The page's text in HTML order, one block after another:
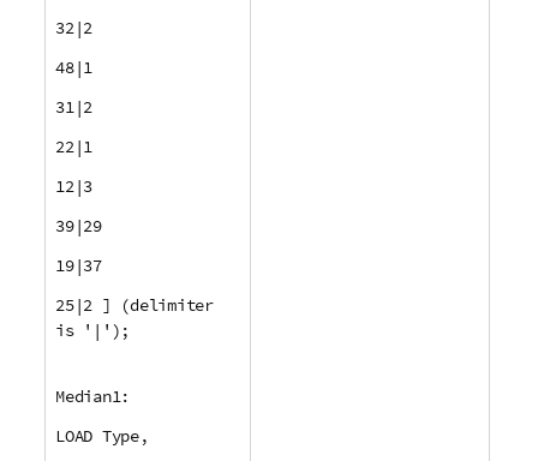
32|2
48|1
31|2
22|1
12|3
39|29
19|37
25|2 ] (delimiter
is '|');
Median1:
LOAD Type,